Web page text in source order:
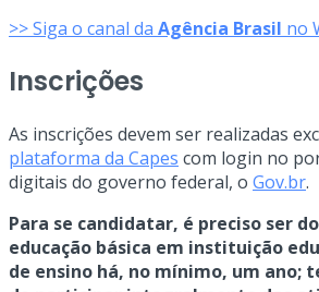
>> Siga o canal da Agência Brasil no
Inscrições
As inscrições devem ser realizadas
plataforma da Capes com login no
digitais do governo federal, o Gov.br.
Para se candidatar, é preciso ser
educação básica em instituição
de ensino há, no mínimo, um ano;